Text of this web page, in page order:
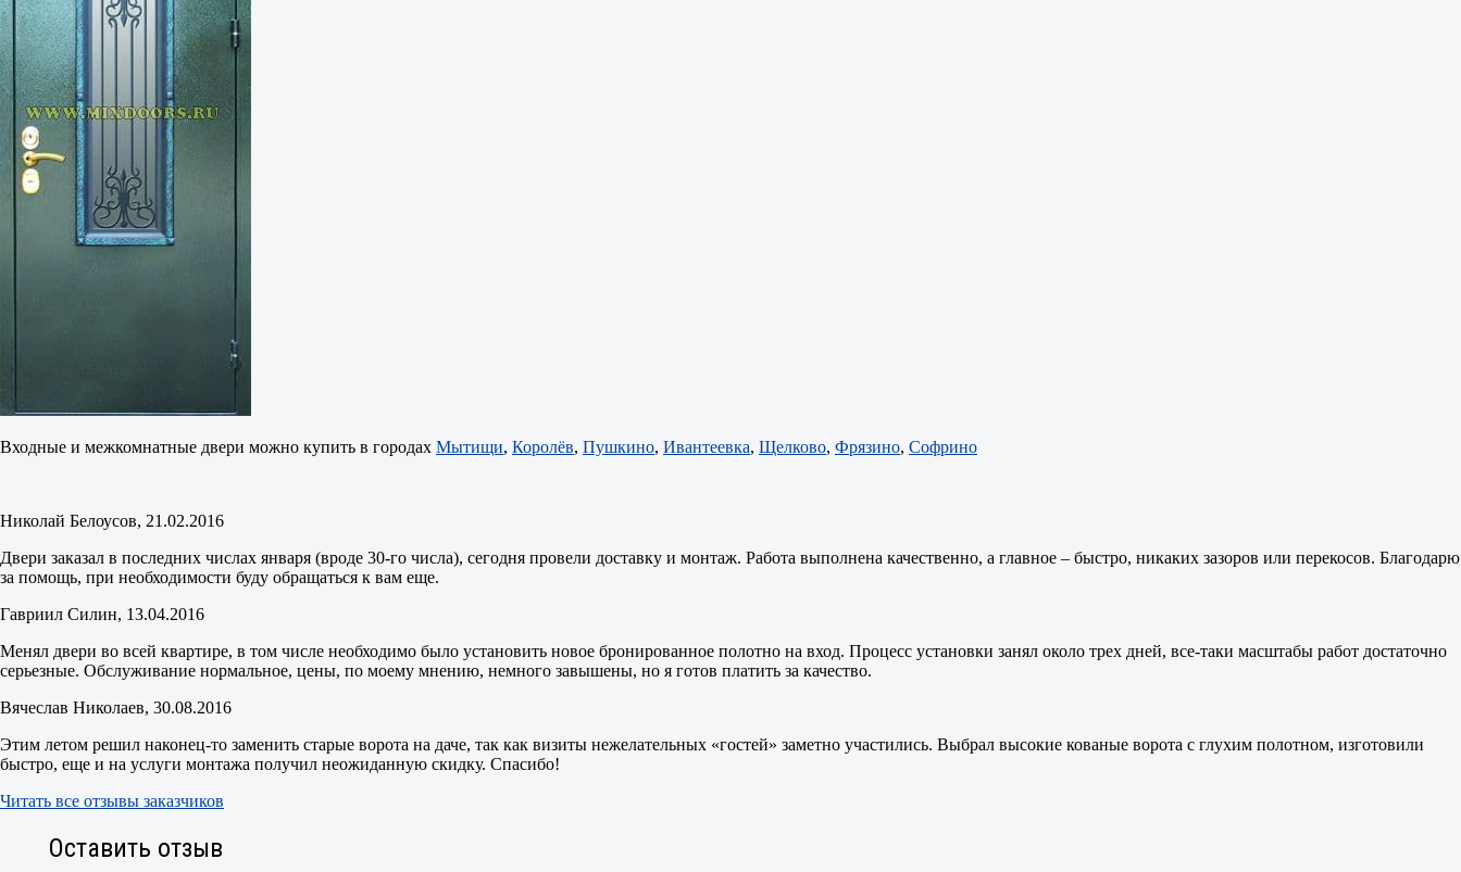
Входные и межкомнатные двери можно купить в городах Мытищи, Королёв, Пушкино, Ивантеевка, Щелково, Фрязино, Софрино
Николай Белоусов, 21.02.2016
Двери заказал в последних числах января (вроде 30-го числа), сегодня провели доставку и монтаж. Работа выполнена качественно, а главное – быстро, никаких зазоров или перекосов. Благодарю
за помощь, при необходимости буду обращаться к вам еще.
Гавриил Силин, 13.04.2016
Менял двери во всей квартире, в том числе необходимо было установить новое бронированное полотно на вход. Процесс установки занял около трех дней, все-таки масштабы работ достаточно
серьезные. Обслуживание нормальное, цены, по моему мнению, немного завышены, но я готов платить за качество.
Вячеслав Николаев, 30.08.2016
Этим летом решил наконец-то заменить старые ворота на даче, так как визиты нежелательных «гостей» заметно участились. Выбрал высокие кованые ворота с глухим полотном, изготовили
быстро, еще и на услуги монтажа получил неожиданную скидку. Спасибо!
Читать все отзывы заказчиков
Оставить отзыв